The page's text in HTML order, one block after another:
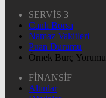
SERVİS 3
Canlı Borsa
Namaz Vakitleri
Puan Durumu
Örnek Burç Yorumu
FİNANSİF
Altınlar